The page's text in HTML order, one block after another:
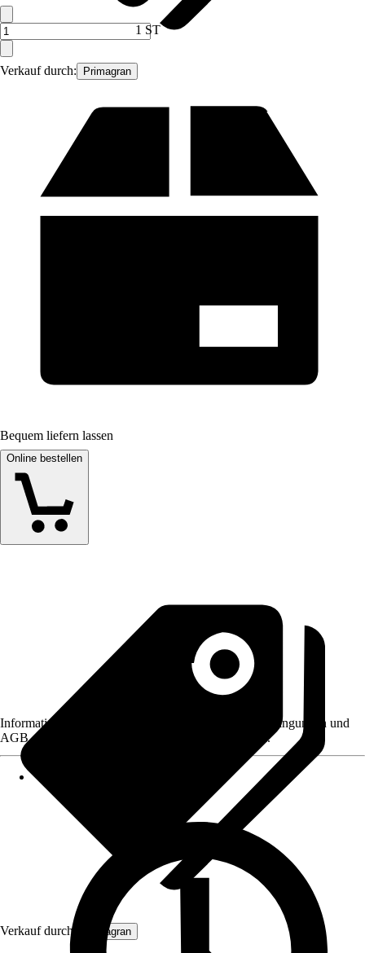
Verkauf durch: Primagran
1 ST
Bequem liefern lassen
Online bestellen
Verkauf durch: Primagran
Informationen des Verkäufers, wie z. B. Rückgabebedingungen und
AGB, finden Sie bei Klick auf den Verkäufernamen.